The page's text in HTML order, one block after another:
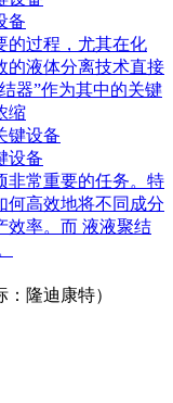
备
的过程，尤其在化
的液体分离技术直接
器”作为其中的关键
缩
设备
非常重要的任务。特
何高效地将不同成分
效率。而 液液聚结
隆迪康特）